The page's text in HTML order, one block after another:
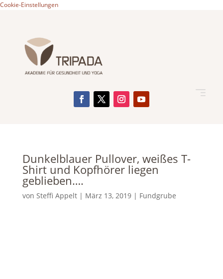
Cookie-Einstellungen
Dunkelblauer Pullover, weißes T-
Shirt und Kopfhörer liegen
geblieben….
von Steffi Appelt| März 13, 2019| Fundgrube